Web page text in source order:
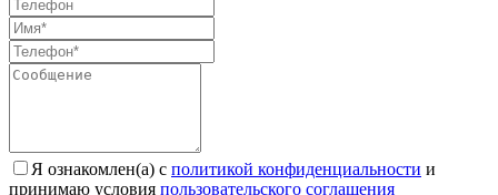
Я ознакомлен(а) с политикой конфиденциальности и
принимаю условия пользовательского соглашения